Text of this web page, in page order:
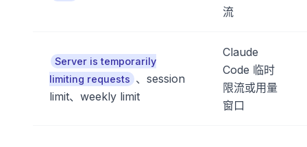
流
Server is temporarily
limiting requests 、session
limit、weekly limit
Claude
Code 临时
限流或用量
窗口